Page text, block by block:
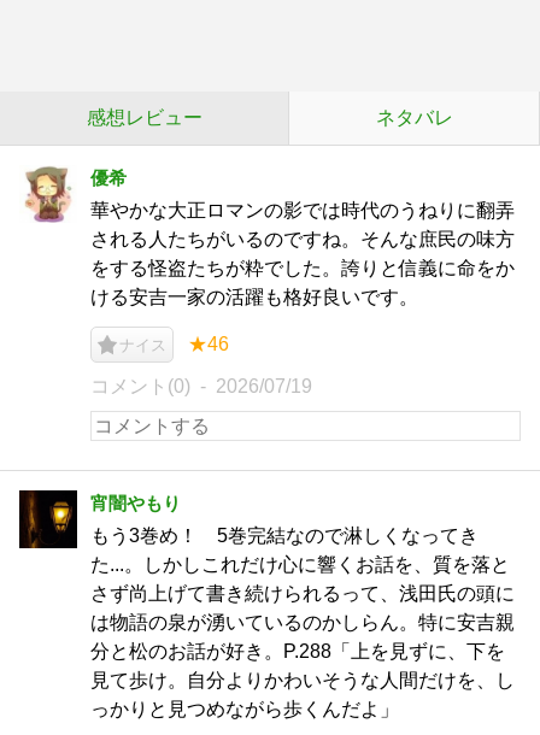
感想レビュー ネタバレ
優希
華やかな大正ロマンの影では時代のうねりに翻弄
される人たちがいるのですね。そんな庶民の味方
をする怪盗たちが粋でした。誇りと信義に命をか
ける安吉一家の活躍も格好良いです。
ナイス ★46
コメント(0) 2026/07/19
宵闇やもり
もう3巻め！ 5巻完結なので淋しくなってき
た...。しかしこれだけ心に響くお話を、質を落と
さず尚上げて書き続けられるって、浅田氏の頭に
は物語の泉が湧いているのかしらん。特に安吉親
分と松のお話が好き。P.288「上を見ずに、下を
見て歩け。自分よりかわいそうな人間だけを、し
っかりと見つめながら歩くんだよ」